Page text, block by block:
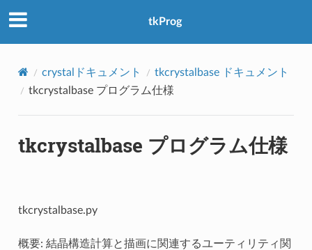
tkProg
crystalドキュメント
tkcrystalbase ドキュメント
tkcrystalbase プログラム仕様
tkcrystalbase プログラム仕様
tkcrystalbase.py
概要: 結晶構造計算と描画に関連するユーティリティ関
アクセス数：0